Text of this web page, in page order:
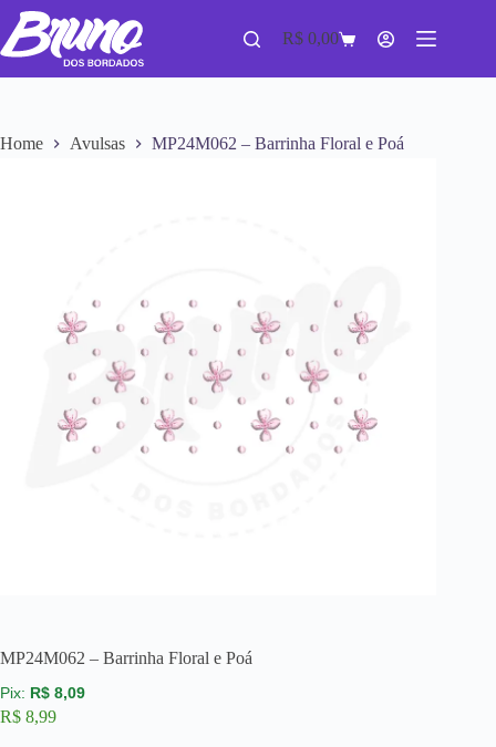
R$ 0,00
Home Avulsas MP24M062 – Barrinha Floral e Poá
MP24M062 – Barrinha Floral e Poá
R$ 8,09
R$ 8,99